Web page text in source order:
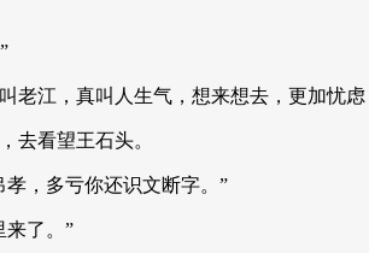
江，真叫人生气，想来想去，更加忧虑
去看望王石头。
，多亏你还识文断字。”
来了。”